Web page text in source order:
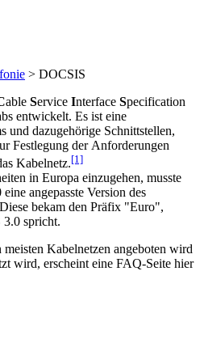
> DOCSIS
able Service Interface Specification
entwickelt. Es ist eine
und dazugehörige Schnittstellen,
Festlegung der Anforderungen
Kabelnetz.[1]
in Europa einzugehen, musste
angepasste Version des
bekam den Präfix "Euro",
3.0 spricht.
Kabelnetzen angeboten wird
wird, erscheint eine FAQ-Seite hier